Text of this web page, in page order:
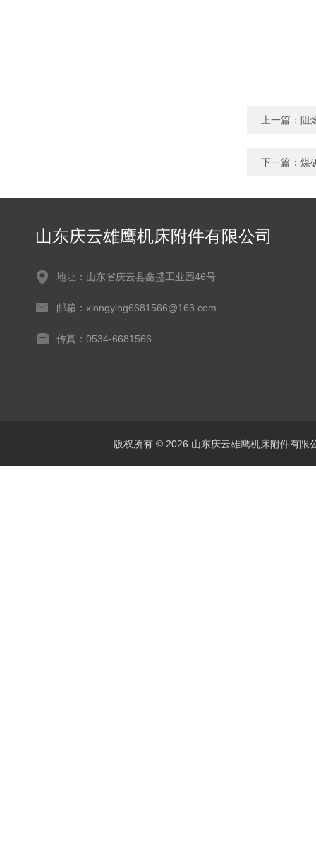
上一篇： 阻
下一篇： 煤
山东庆云雄鹰机床附件有限公司
地址：山东省庆云县鑫盛工业园46号
邮箱：xiongying6681566@163.com
传真：0534-6681566
版权所有 © 2026 山东庆云雄鹰机床附件有